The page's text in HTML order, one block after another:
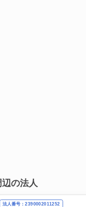
辺の法人
法人番号：2390002011252